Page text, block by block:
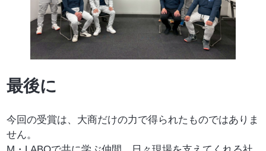
最後に
今回の受賞は、大商だけの力で得られたものではありま
せん。